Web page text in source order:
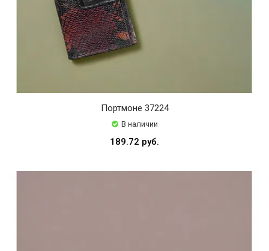
Портмоне 37224
В наличии
189.72 руб.